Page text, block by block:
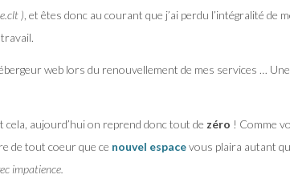
) , et êtes donc au courant que j’ai perdu l’intégralité de
web lors du renouvellement de mes services …
cela, aujourd’hui on reprend donc tout de zéro ! Comme
de tout coeur que ce nouvel espacevous plaira autant
impatience.